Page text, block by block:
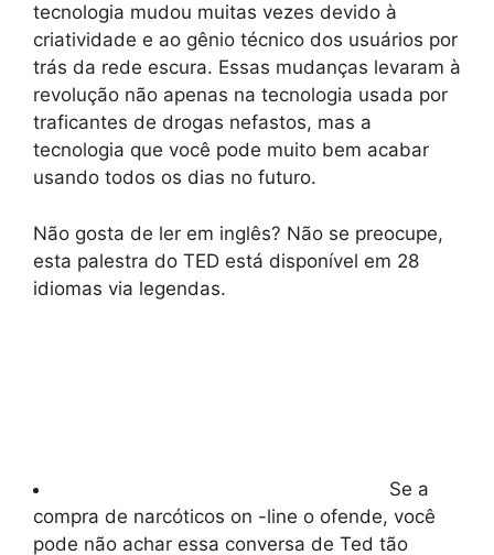
tecnologia mudou muitas vezes devido à
criatividade e ao gênio técnico dos usuários por
trás da rede escura. Essas mudanças levaram à
revolução não apenas na tecnologia usada por
traficantes de drogas nefastos, mas a
tecnologia que você pode muito bem acabar
usando todos os dias no futuro.
Não gosta de ler em inglês? Não se preocupe,
esta palestra do TED está disponível em 28
idiomas via legendas.
Se a
compra de narcóticos on -line o ofende, você
pode não achar essa conversa de Ted tão